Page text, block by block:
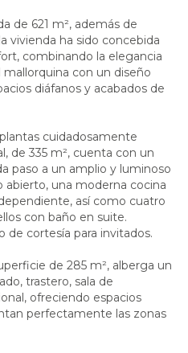
de 621 m², además de
vivienda ha sido concebida
combinando la elegancia
con un diseño
diáfanos y acabados de
cuidadosamente
de 335 m², cuenta con un
paso a un amplio y luminoso
una moderna cocina
así como cuatro
con baño en suite.
de cortesía para invitados.
de 285 m², alberga un
trastero, sala de
ofreciendo espacios
perfectamente las zonas